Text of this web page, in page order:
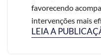
favorecendo
intervenções mais
LEIA A